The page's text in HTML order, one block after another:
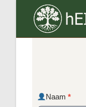
Naam*